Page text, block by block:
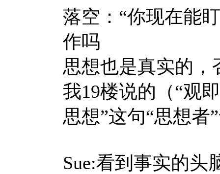
落空：“你现在能
作吗
思想也是真实的，
我19楼说的（“观
思想”这句“思想者
Sue:看到事实的头